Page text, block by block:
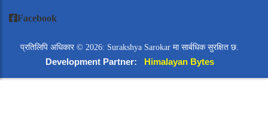
Facebook
प्रतिलिपि अधिकार © 2026: Surakshya Sarokar मा सार्बधिक सुरक्षित छ.
Development Partner: Himalayan Bytes